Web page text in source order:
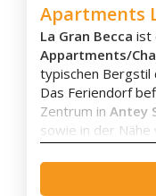
Apartments
La Gran Becca ist
Appartments/
typischen Bergstil
Das Feriendorf
Zentrum in Antey
sowie in der Nähe
Das Feriendorf La
Wohnlösungen
5-Bettzimmer